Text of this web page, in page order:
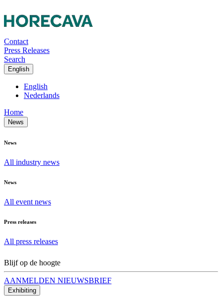
Contact
Press Releases
Search
English
English
Nederlands
Home
News
News
All industry news
News
All event news
Press releases
All press releases
Blijf op de hoogte
AANMELDEN NIEUWSBRIEF
Exhibiting